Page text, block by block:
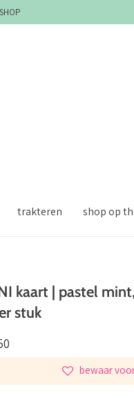
trakteren shop op
kaart | pastel
stuk
bewaar